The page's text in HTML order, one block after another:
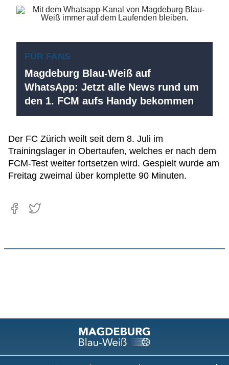
FÜR FANS
Magdeburg Blau-Weiß auf
WhatsApp: Jetzt alle News rund um
den 1. FCM aufs Handy bekommen
Der FC Zürich weilt seit dem 8. Juli im
Trainingslager in Obertaufen, welches er nach dem
FCM-Test weiter fortsetzen wird. Gespielt wurde am
Freitag zweimal über komplette 90 Minuten.